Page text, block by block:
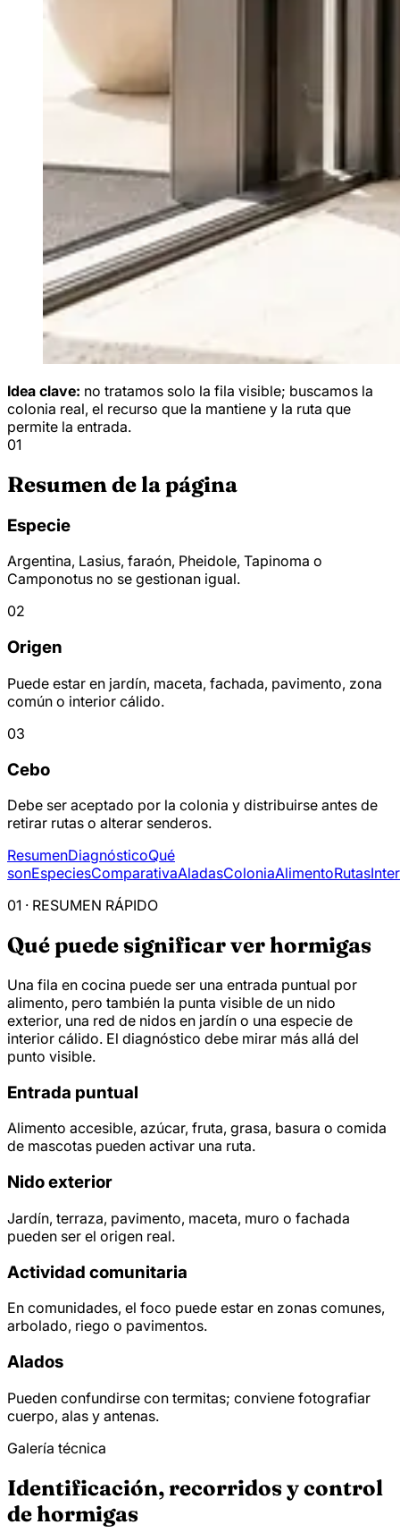
Idea clave: no tratamos solo la fila visible; buscamos la
colonia real, el recurso que la mantiene y la ruta que
permite la entrada.
01
Resumen de la página
Especie
Argentina, Lasius, faraón, Pheidole, Tapinoma o
Camponotus no se gestionan igual.
02
Origen
Puede estar en jardín, maceta, fachada, pavimento, zona
común o interior cálido.
03
Cebo
Debe ser aceptado por la colonia y distribuirse antes de
retirar rutas o alterar senderos.
ResumenDiagnósticoQué
sonEspeciesComparativaAladasColoniaAlimentoRutas
01 · RESUMEN RÁPIDO
Qué puede significar ver hormigas
Una fila en cocina puede ser una entrada puntual por
alimento, pero también la punta visible de un nido
exterior, una red de nidos en jardín o una especie de
interior cálido. El diagnóstico debe mirar más allá del
punto visible.
Entrada puntual
Alimento accesible, azúcar, fruta, grasa, basura o comida
de mascotas pueden activar una ruta.
Nido exterior
Jardín, terraza, pavimento, maceta, muro o fachada
pueden ser el origen real.
Actividad comunitaria
En comunidades, el foco puede estar en zonas comunes,
arbolado, riego o pavimentos.
Alados
Pueden confundirse con termitas; conviene fotografiar
cuerpo, alas y antenas.
Galería técnica
Identificación, recorridos y control
de hormigas